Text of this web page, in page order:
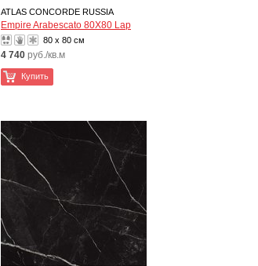
ATLAS CONCORDE RUSSIA
Empire Arabescato 80X80 Lap
80 x 80 см
4 740 руб./кв.м
Купить